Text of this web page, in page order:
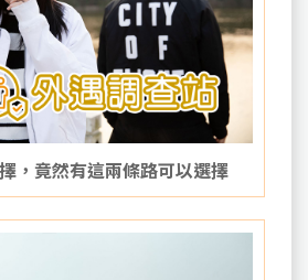
，竟然有這兩條路可以選擇